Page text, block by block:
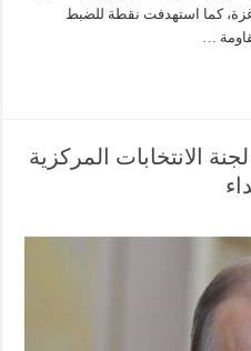
كما استهدفت نقطة للضبط
…
الانتخابات المركزية